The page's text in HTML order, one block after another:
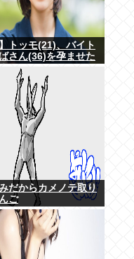
】トッモ(21)、バイト
さん(36)を孕ませた
だからカメノテ取り
ご